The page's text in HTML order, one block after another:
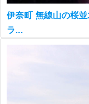
伊奈町 無線山の桜
ラ...